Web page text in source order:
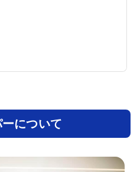
について